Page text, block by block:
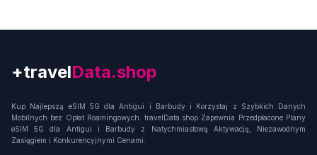
+travelConnection
Kup Najlepszą eSIM 5G dla Antigui i Barbudy i Korzystaj z Szybkich Danych
Mobilnych bez Opłat Roamingowych. travelData.shop Zapewnia Przedpłacone Plany
eSIM 5G dla Antigui i Barbudy z Natychmiastową Aktywacją, Niezawodnym
Zasięgiem i Konkurencyjnymi Cenami.